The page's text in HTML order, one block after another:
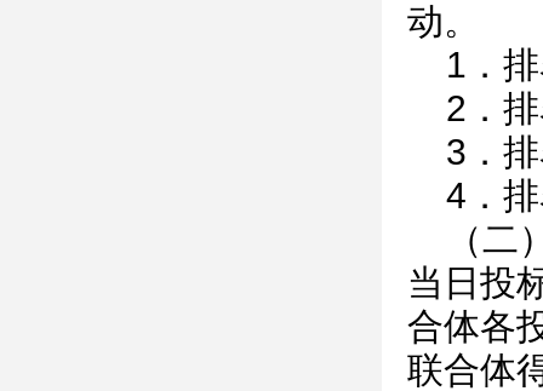
动。
1．
2．
3．
4．
（
当日投
合体各
联合体